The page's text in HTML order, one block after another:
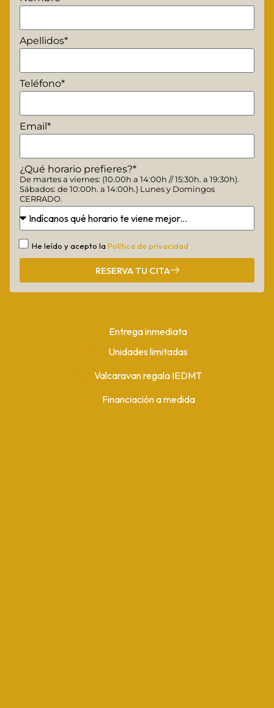
Apellidos*
Teléfono*
Email*
¿Qué horario prefieres?*
De martes a viernes: (10.00h a 14:00h // 15:30h. a 19:30h).
Sábados: de 10:00h. a 14:00h.) Lunes y Domingos
CERRADO.
He leído y acepto laPolítica de privacidad
RESERVA TU CITA
Entrega inmediata
Unidades limitadas
Valcaravan regala IEDMT
Financiación a medida